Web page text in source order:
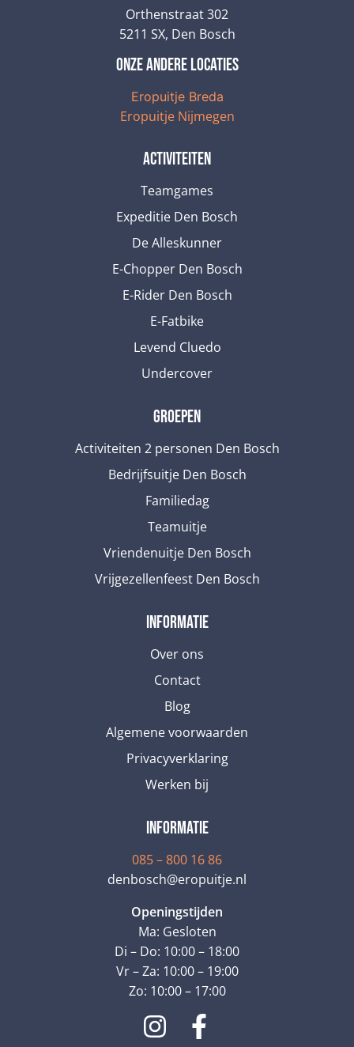
Orthenstraat 302
5211 SX, Den Bosch
onze andere locaties
Eropuitje Breda
Eropuitje Nijmegen
Activiteiten
Teamgames
Expeditie Den Bosch
De Alleskunner
E-Chopper Den Bosch
E-Rider Den Bosch
E-Fatbike
Levend Cluedo
Undercover
Groepen
Activiteiten 2 personen Den Bosch
Bedrijfsuitje Den Bosch
Familiedag
Teamuitje
Vriendenuitje Den Bosch
Vrijgezellenfeest Den Bosch
informatie
Over ons
Contact
Blog
Algemene voorwaarden
Privacyverklaring
Werken bij
informatie
085 – 800 16 86
denbosch@eropuitje.nl
Openingstijden
Ma: Gesloten
Di – Do: 10:00 – 18:00
Vr – Za: 10:00 – 19:00
Zo: 10:00 – 17:00